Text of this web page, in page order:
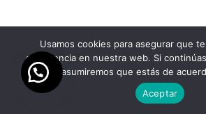
Usamos cookies para asegurar que
experiencia en nuestra web. Si
asumiremos que estás de
Aceptar